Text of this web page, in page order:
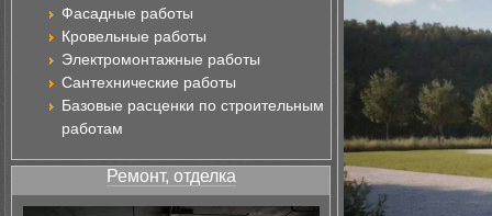
Фасадные работы
Кровельные работы
Электромонтажные работы
Сантехнические работы
Базовые расценки по строительным
работам
Ремонт, отделка